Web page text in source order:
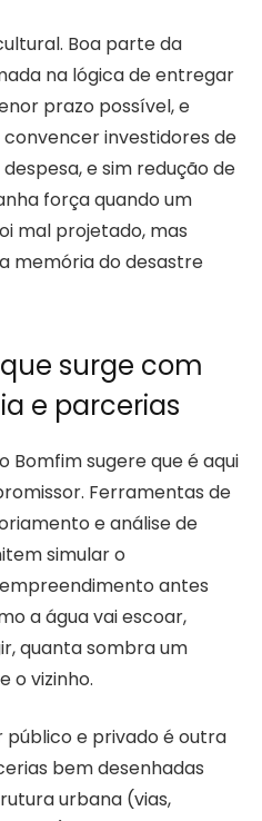
Boa parte da
na lógica de entregar
prazo possível, e
investidores de
e sim redução de
força quando um
mal projetado, mas
memória do desastre
surge com
e parcerias
Bomfim sugere que é aqui
Ferramentas de
e análise de
simular o
antes
a água vai escoar,
quanta sombra um
o vizinho.
e privado é outra
bem desenhadas
urbana (vias,